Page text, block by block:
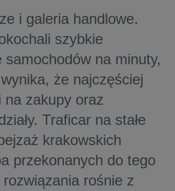
i galeria handlowe.
szybkie
samochodów na minuty,
że najczęściej
na zakupy oraz
Traficar na stałe
krakowskich
przekonanych do tego
rośnie z